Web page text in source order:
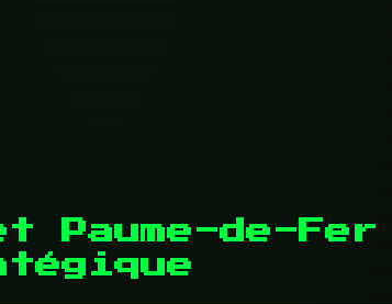
Paume-de-